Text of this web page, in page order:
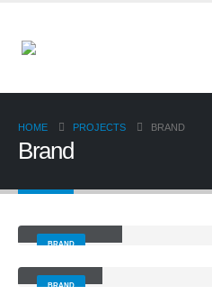
HOME PROJECTS BRAND
Brand
BRAND
BRAND